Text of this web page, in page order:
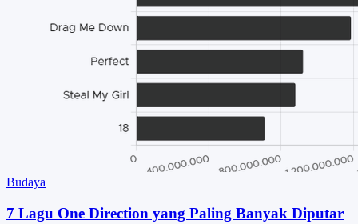
Budaya
7 Lagu One Direction yang Paling Banyak Diputar